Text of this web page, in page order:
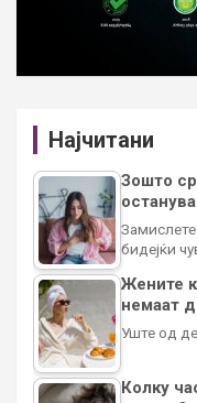
Најчитани
Зошто
бидејќи
Жените
немаат
Уште од
Колку